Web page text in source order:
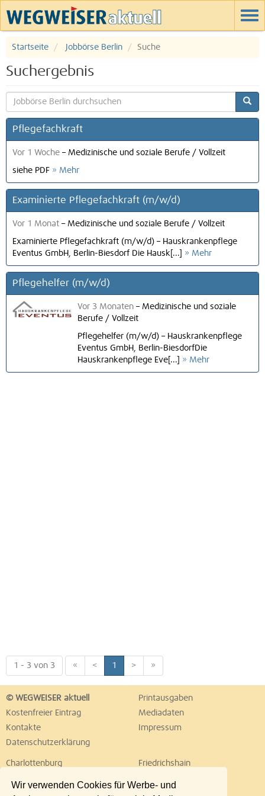
Wir verwenden Cookies für Werbe- und
Startseite Jobbörse Berlin Suche
Suchergebnis
Pflegefachkraft
Vor 1 Woche – Medizinische und soziale Berufe / Vollzeit
siehe PDF » Mehr
Examinierte Pflegefachkraft (m/w/d)
Vor 1 Monat – Medizinische und soziale Berufe / Vollzeit
Examinierte Pflegefachkraft (m/w/d) – Hauskrankenpflege
Eventus GmbH, Berlin-Biesdorf Die Hausk[...]
» Mehr
Pflegehelfer (m/w/d)
Vor 3 Monaten – Medizinische und soziale
Berufe / Vollzeit
Pflegehelfer (m/w/d) – Hauskrankenpflege
Eventus GmbH, Berlin-BiesdorfDie
Hauskrankenpflege Eve[...]
» Mehr
1 - 3 von 3 « < 1 > »
© WEGWEISER aktuell
Printausgaben
Kostenfreier Eintrag
Mediadaten
Kontakte
Impressum
Datenschutzerklärung
Charlottenburg
Friedrichshain